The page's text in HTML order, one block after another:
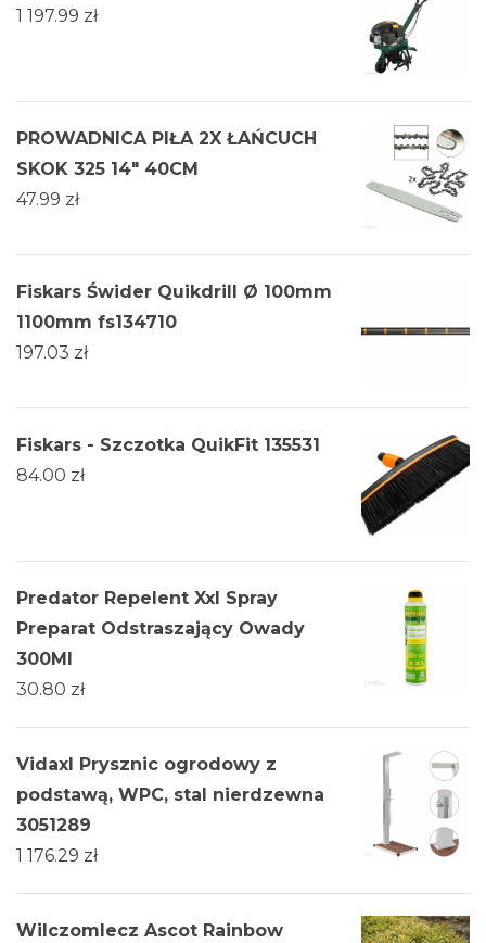
1 197.99 zł
PROWADNICA PIŁA 2X ŁAŃCUCH
SKOK 325 14" 40CM
47.99 zł
Fiskars Świder Quikdrill Ø 100mm
1100mm fs134710
197.03 zł
Fiskars - Szczotka QuikFit 135531
84.00 zł
Predator Repelent Xxl Spray
Preparat Odstraszający Owady
300Ml
30.80 zł
Vidaxl Prysznic ogrodowy z
podstawą, WPC, stal nierdzewna
3051289
1 176.29 zł
Wilczomlecz Ascot Rainbow